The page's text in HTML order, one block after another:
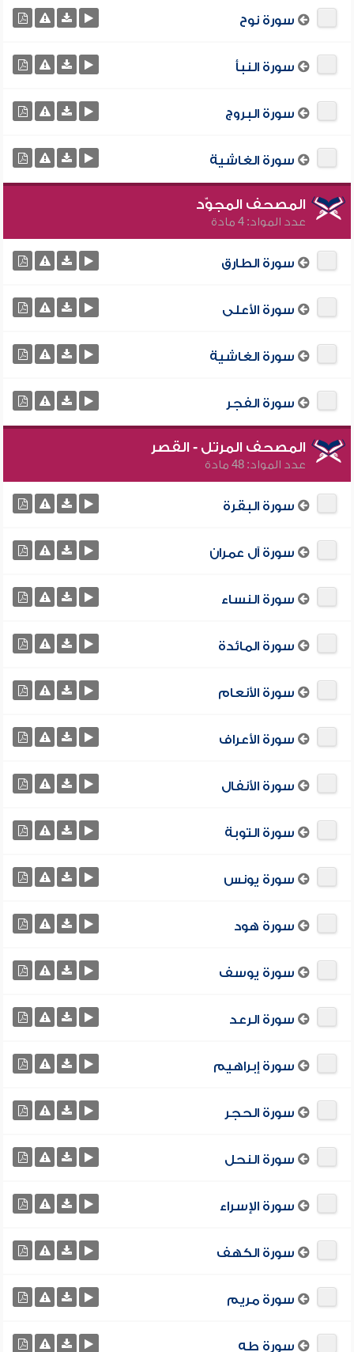
سورة نوح
سورة النبأ
سورة البروج
سورة الغاشية
المصحف المجوّد
عدد المواد: 4 مادة
سورة الطارق
سورة الأعلى
سورة الغاشية
سورة الفجر
المصحف المرتل - القصر
عدد المواد: 48 مادة
سورة البقرة
سورة آل عمران
سورة النساء
سورة المائدة
سورة الأنعام
سورة الأعراف
سورة الأنفال
سورة التوبة
سورة يونس
سورة هود
سورة يوسف
سورة الرعد
سورة إبراهيم
سورة الحجر
سورة النحل
سورة الإسراء
سورة الكهف
سورة مريم
سورة طه